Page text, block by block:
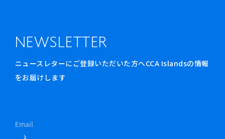
NEWSLETTER
ニュースレターにご登録いただいた方へCCA Islandsの情報
をお届けします